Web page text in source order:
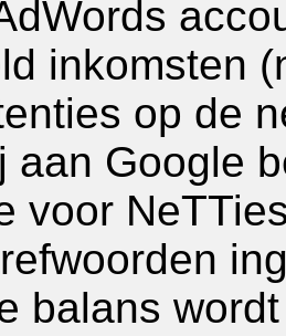
inkomsten
op de
aan Google
voor
balans